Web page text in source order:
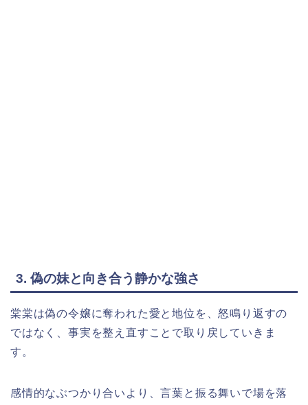
3. 偽の妹と向き合う静かな強さ
棠棠は偽の令嬢に奪われた愛と地位を、怒鳴り返すの
ではなく、事実を整え直すことで取り戻していきま
す。
感情的なぶつかり合いより、言葉と振る舞いで場を落